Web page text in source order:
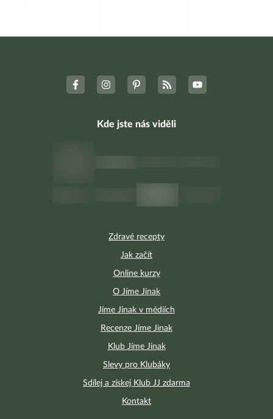
Zdravé recepty
Jak začít
Online kurzy
O Jíme Jinak
Jíme Jinak v médiích
Recenze Jíme Jinak
Klub Jíme Jinak
Slevy pro Klubáky
Sdílej a získej Klub JJ zdarma
Kontakt
Kde jste nás viděli